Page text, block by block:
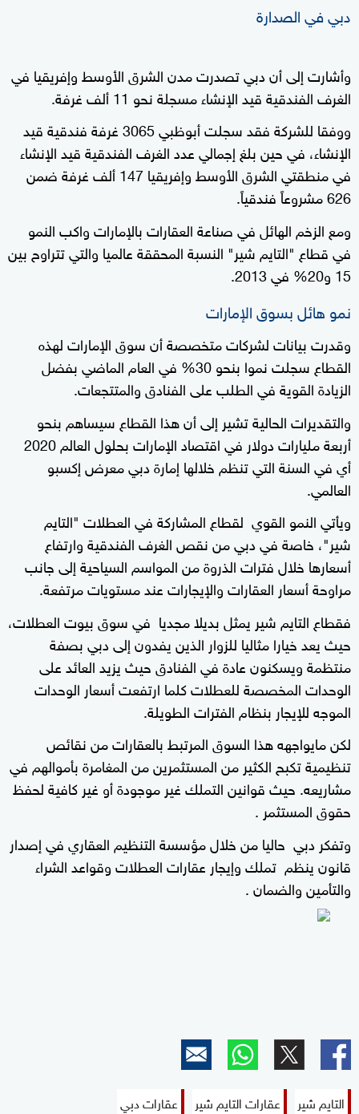
دبي في الصدارة
وأشارت إلى أن دبي تصدرت مدن الشرق الأوسط وإفريقيا في
الغرف الفندقية قيد الإنشاء مسجلة نحو 11 ألف غرفة.
ووفقا للشركة فقد سجلت أبوظبي 3065 غرفة فندقية قيد
الإنشاء، في حين بلغ إجمالي عدد الغرف الفندقية قيد الإنشاء
في منطقتي الشرق الأوسط وإفريقيا 147 ألف غرفة ضمن
626 مشروعاً فندقياً.
ومع الزخم الهائل في صناعة العقارات بالإمارات واكب النمو
في قطاع "التايم شير" النسبة المحققة عالميا والتي تتراوح بين
15 و20% في 2013.
نمو هائل بسوق الإمارات
وقدرت بيانات لشركات متخصصة أن سوق الإمارات لهذه
القطاع سجلت نموا بنحو 30% في العام الماضي بفضل
الزيادة القوية في الطلب على الفنادق والمتتجعات.
والتقديرات الحالية تشير إلى أن هذا القطاع سيساهم بنحو
أربعة مليارات دولار في اقتصاد الإمارات بحلول العالم 2020
أي في السنة التي تنظم خلالها إمارة دبي معرض إكسبو
العالمي.
ويأتي النمو القوي لقطاع المشاركة في العطلات "التايم
شير"، خاصة في دبي من نقص الغرف الفندقية وارتفاع
أسعارها خلال فترات الذروة من المواسم السياحية إلى جانب
مراوحة أسعار العقارات والإيجارات عند مستويات مرتفعة.
فقطاع التايم شير يمثل بديلا مجديا في سوق بيوت العطلات،
حيث يعد خيارا مثاليا للزوار الذين يفدون إلى دبي بصفة
منتظمة ويسكنون عادة في الفنادق حيث يزيد العائد على
الوحدات المخصصة للعطلات كلما ارتفعت أسعار الوحدات
الموجه للإيجار بنظام الفترات الطويلة.
لكن مايواجهه هذا السوق المرتبط بالعقارات من نقائص
تنظيمية تكبح الكثير من المستثمرين من المغامرة بأموالهم في
مشاريعه. حيث قوانين التملك غير موجودة أو غير كافية لحفظ
حقوق المستثمر .
وتفكر دبي حاليا من خلال مؤسسة التنظيم العقاري في إصدار
قانون ينظم تملك وإيجار عقارات العطلات وقواعد الشراء
والتأمين والضمان .
التايم شير عقارات التايم شير
عقارات دبي